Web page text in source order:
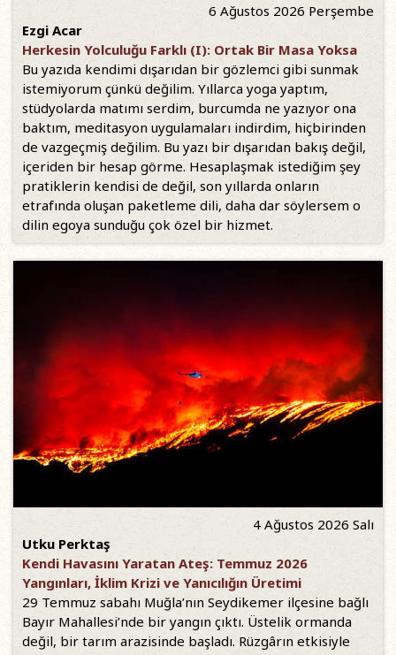
6 Ağustos 2026 Perşembe
Ezgi Acar
Herkesin Yolculuğu Farklı (I): Ortak Bir Masa Yoksa
Bu yazıda kendimi dışarıdan bir gözlemci gibi sunmak
istemiyorum çünkü değilim. Yıllarca yoga yaptım,
stüdyolarda matımı serdim, burcumda ne yazıyor ona
baktım, meditasyon uygulamaları indirdim, hiçbirinden
de vazgeçmiş değilim. Bu yazı bir dışarıdan bakış değil,
içeriden bir hesap görme. Hesaplaşmak istediğim şey
pratiklerin kendisi de değil, son yıllarda onların
etrafında oluşan paketleme dili, daha dar söylersem o
dilin egoya sunduğu çok özel bir hizmet.
4 Ağustos 2026 Salı
Utku Perktaş
Kendi Havasını Yaratan Ateş: Temmuz 2026
Yangınları, İklim Krizi ve Yanıcılığın Üretimi
29 Temmuz sabahı Muğla’nın Seydikemer ilçesine bağlı
Bayır Mahallesi’nde bir yangın çıktı. Üstelik ormanda
değil, bir tarım arazisinde başladı. Rüzgârın etkisiyle